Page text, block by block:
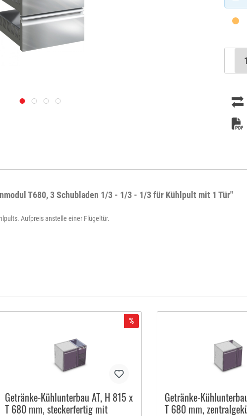
T680, 3 Schubladen 1/3 - 1/3 - 1/3 für Kühlpult mit 1 Tür"
Aufpreis anstelle einer Flügeltür.
%
Getränke-Kühlunterbau AT, H 815 x
T 680 mm, steckerfertig mit
Getränke-
T 680 mm,